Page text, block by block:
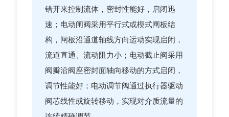
错开来控制流体，密封性能好，启闭迅
速；电动闸阀采用平行式或楔式闸板结
构，闸板沿通道轴线方向运动实现启闭，
流道直通、流动阻力小；电动截止阀采用
阀瓣沿阀座密封面轴向移动的方式启闭，
调节性能好；电动调节阀通过执行器驱动
阀芯线性或旋转移动，实现对介质流量的